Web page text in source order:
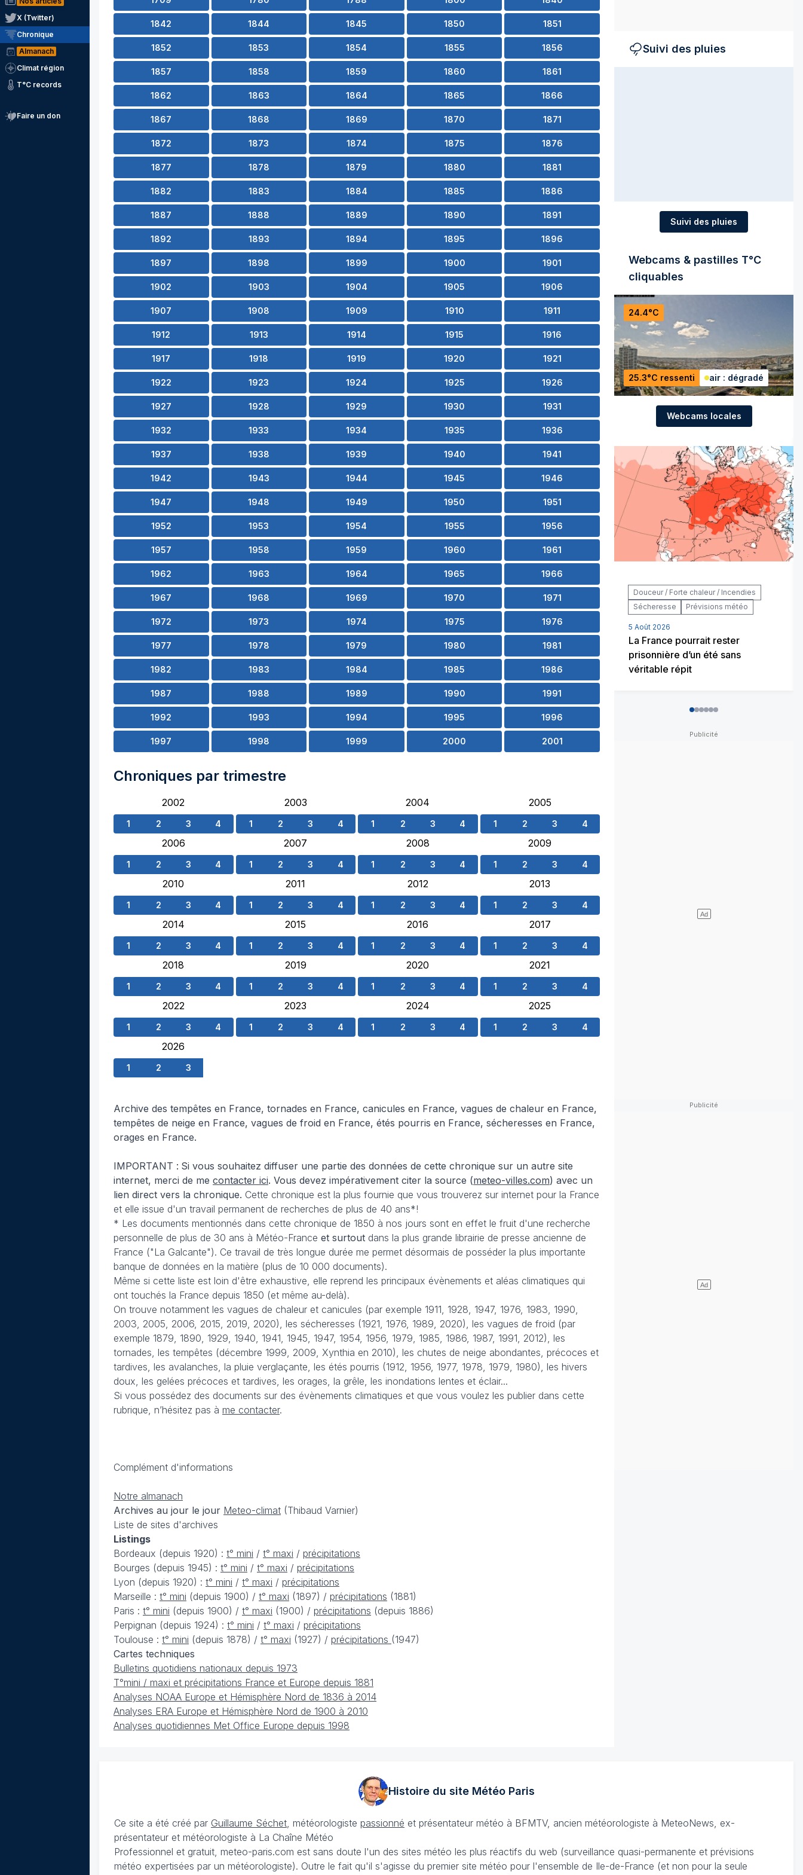
X (Twitter)
Chronique
Almanach
Climat région
T°C records
Faire un don
1842 1844 1845 1850 1851
1852 1853 1854 1855 1856
1857 1858 1859 1860 1861
1862 1863 1864 1865 1866
1867 1868 1869 1870 1871
1872 1873 1874 1875 1876
1877 1878 1879 1880 1881
1882 1883 1884 1885 1886
1887 1888 1889 1890 1891
1892 1893 1894 1895 1896
1897 1898 1899 1900 1901
1902 1903 1904 1905 1906
1907 1908 1909 1910 1911
1912 1913 1914 1915 1916
1917 1918 1919 1920 1921
1922 1923 1924 1925 1926
1927 1928 1929 1930 1931
1932 1933 1934 1935 1936
1937 1938 1939 1940 1941
1942 1943 1944 1945 1946
1947 1948 1949 1950 1951
1952 1953 1954 1955 1956
1957 1958 1959 1960 1961
1962 1963 1964 1965 1966
1967 1968 1969 1970 1971
1972 1973 1974 1975 1976
1977 1978 1979 1980 1981
1982 1983 1984 1985 1986
1987 1988 1989 1990 1991
1992 1993 1994 1995 1996
1997 1998 1999 2000 2001
Chroniques par trimestre
2002
1 2 3 4
2003
1 2 3 4
2004
1 2 3 4
2005
1 2 3 4
2006
1 2 3 4
2007
1 2 3 4
2008
1 2 3 4
2009
1 2 3 4
2010
1 2 3 4
2011
1 2 3 4
2012
1 2 3 4
2013
1 2 3 4
2014
1 2 3 4
2015
1 2 3 4
2016
1 2 3 4
2017
1 2 3 4
2018
1 2 3 4
2019
1 2 3 4
2020
1 2 3 4
2021
1 2 3 4
2022
1 2 3 4
2023
1 2 3 4
2024
1 2 3 4
2025
1 2 3 4
2026
1 2 3
Archive des tempêtes en France, tornades en France, canicules en France, vagues de chaleur en France,
tempêtes de neige en France, vagues de froid en France, étés pourris en France, sécheresses en France,
orages en France.
IMPORTANT : Si vous souhaitez diffuser une partie des données de cette chronique sur un autre site
internet, merci de me contacter ici. Vous devez impérativement citer la source (meteo-villes.com) avec un
lien direct vers la chronique. Cette chronique est la plus fournie que vous trouverez sur internet pour la France
et elle issue d'un travail permanent de recherches de plus de 40 ans*!
* Les documents mentionnés dans cette chronique de 1850 à nos jours sont en effet le fruit d'une recherche
personnelle de plus de 30 ans à Météo-France et surtout dans la plus grande librairie de presse ancienne de
France ("La Galcante"). Ce travail de très longue durée me permet désormais de posséder la plus importante
banque de données en la matière (plus de 10 000 documents).
Même si cette liste est loin d'être exhaustive, elle reprend les principaux évènements et aléas climatiques qui
ont touchés la France depuis 1850 (et même au-delà).
On trouve notamment les vagues de chaleur et canicules (par exemple 1911, 1928, 1947, 1976, 1983, 1990,
2003, 2005, 2006, 2015, 2019, 2020), les sécheresses (1921, 1976, 1989, 2020), les vagues de froid (par
exemple 1879, 1890, 1929, 1940, 1941, 1945, 1947, 1954, 1956, 1979, 1985, 1986, 1987, 1991, 2012), les
tornades, les tempêtes (décembre 1999, 2009, Xynthia en 2010), les chutes de neige abondantes, précoces et
tardives, les avalanches, la pluie verglaçante, les étés pourris (1912, 1956, 1977, 1978, 1979, 1980), les hivers
doux, les gelées précoces et tardives, les orages, la grêle, les inondations lentes et éclair...
Si vous possédez des documents sur des évènements climatiques et que vous voulez les publier dans cette
rubrique, n’hésitez pas à me contacter.
Complément d'informations
Notre almanach
Archives au jour le jour Meteo-climat (Thibaud Varnier)
Liste de sites d'archives
Listings
Bordeaux (depuis 1920) : t° mini / t° maxi / précipitations
Bourges (depuis 1945) : t° mini / t° maxi / précipitations
Lyon (depuis 1920) : t° mini / t° maxi / précipitations
Marseille : t° mini (depuis 1900) / t° maxi (1897) / précipitations (1881)
Paris : t° mini (depuis 1900) / t° maxi (1900) / précipitations (depuis 1886)
Perpignan (depuis 1924) : t° mini / t° maxi / précipitations
Toulouse : t° mini (depuis 1878) / t° maxi (1927) / précipitations (1947)
Cartes techniques
Bulletins quotidiens nationaux depuis 1973
T°mini / maxi et précipitations France et Europe depuis 1881
Analyses NOAA Europe et Hémisphère Nord de 1836 à 2014
Analyses ERA Europe et Hémisphère Nord de 1900 à 2010
Analyses quotidiennes Met Office Europe depuis 1998
Suivi des pluies
Suivi des pluies
Webcams & pastilles T°C
cliquables
24.4°C
25.3°C ressenti air : dégradé
Webcams locales
Douceur / Forte chaleur / Incendies
Sécheresse
Prévisions météo
5 Août 2026
La France pourrait rester
prisonnière d’un été sans
véritable répit
012345
Histoire du site MétéoParis
Ce site a été créé par Guillaume Séchet, météorologiste passionné et présentateur météo à BFMTV, ancien météorologiste à MeteoNews, ex-
présentateur et météorologiste à La Chaîne Météo
Professionnel et gratuit, meteo-paris.com est sans doute l'un des sites météo les plus réactifs du web (surveillance quasi-permanente et prévisions
météo expertisées par un météorologiste). Outre le fait qu'il s'agisse du premier site météo pour l'ensemble de Ile-de-France (et non pour la seule